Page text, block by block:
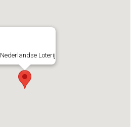
Nederlandse Loterij